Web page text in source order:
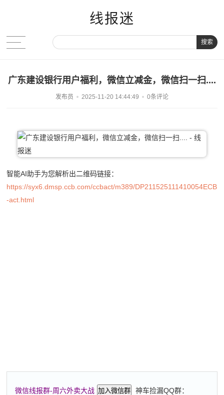
线报迷
搜索
广东建设银行用户福利，微信立减金，微信扫一扫....
发布员 2025-11-20 14:44:49 0条评论
智能AI助手为您解析出二维码链接：
https://syx6.dmsp.ccb.com/ccbact/m389/DP211525111410054ECB
-act.html
微信线报群-周六外卖大战 加入微信群
神车捡漏QQ群：